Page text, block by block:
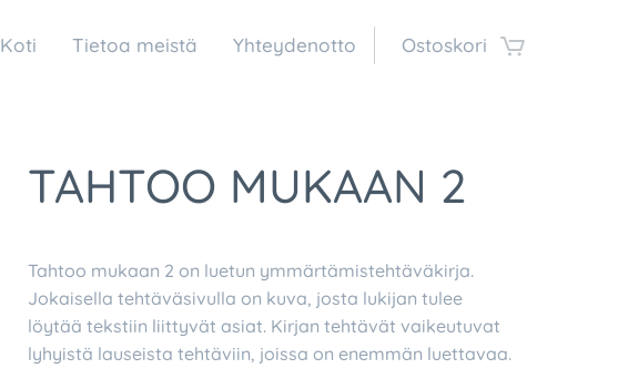
Koti Tietoa meistä Yhteydenotto Ostoskori
TAHTOO MUKAAN 2
Tahtoo mukaan 2 on luetun ymmärtämistehtäväkirja.
Jokaisella tehtäväsivulla on kuva, josta lukijan tulee
löytää tekstiin liittyvät asiat. Kirjan tehtävät vaikeutuvat
lyhyistä lauseista tehtäviin, joissa on enemmän luettavaa.